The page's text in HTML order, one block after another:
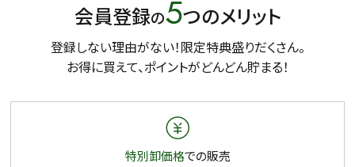
会員登録の5つのメリット
登録しない理由がない！限定特典盛りだくさん。
お得に買えて、ポイントがどんどん貯まる！
特別卸価格での販売